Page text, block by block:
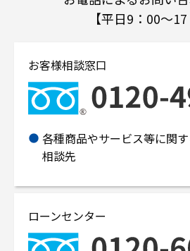
【平日9：00～17
お客様相談窓口
各種商品やサービス等に関
相談先
ローンセンター